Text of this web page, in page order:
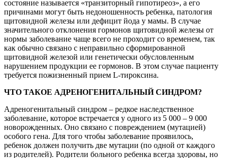
состояние называется «транзиторный гипотиреоз», а его
причинами могут быть недоношенность ребенка, патология
щитовидной железы или дефицит йода у мамы. В случае
значительного отклонения гормонов щитовидной железы от
нормы заболевание чаще всего не проходит со временем, так
как обычно связано с неправильно сформированной
щитовидной железой или генетически обусловленным
нарушением продукции ее гормонов. В этом случае пациенту
требуется пожизненный прием L-тироксина.
ЧТО ТАКОЕ АДРЕНОГЕНИТАЛЬНЫЙ СИНДРОМ?
Адреногенитальный синдром – редкое наследственное
заболевание, которое встречается у одного из 5 000 – 9 000
новорожденных. Оно связано с повреждением (мутацией)
особого гена. Для того чтобы заболевание проявилось,
ребенок должен получить две мутации (по одной от каждого
из родителей). Родители больного ребенка всегда здоровы, но